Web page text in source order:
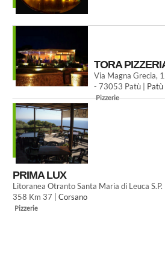
TORA
Via Magna Grecia,
- 73053 Patù | Patù
Pizzerie
PRIMA LUX
Litoranea Otranto Santa Maria di Leuca S.P.
358 Km 37 | Corsano
Pizzerie